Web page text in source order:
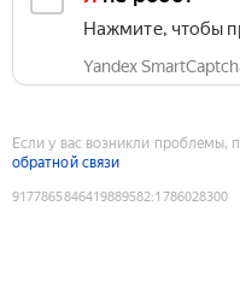
Нажмите, чтобы
Yandex
Если у вас возникли проблемы,
обратной связи
9177865846419889582:1786028300